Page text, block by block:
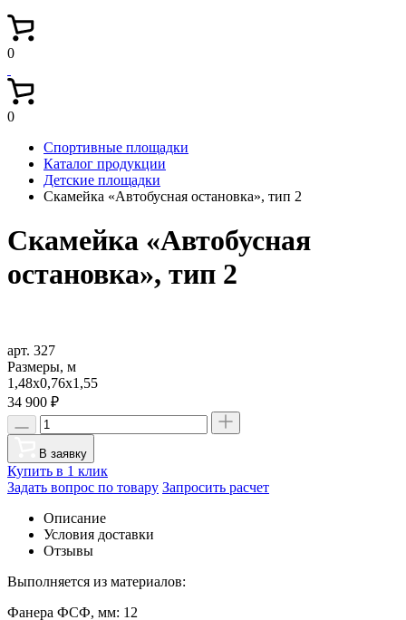
0
0
Спортивные площадки
Каталог продукции
Детские площадки
Скамейка «Автобусная остановка», тип 2
Скамейка «Автобусная
остановка», тип 2
арт. 327
Размеры, м
1,48х0,76х1,55
34 900 ₽
В заявку
Купить в 1 клик
Задать вопрос по товару Запросить расчет
Описание
Условия доставки
Отзывы
Выполняется из материалов:
Фанера ФСФ, мм: 12